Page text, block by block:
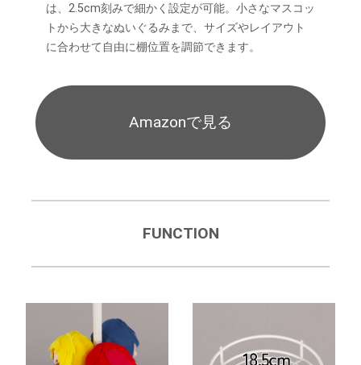
は、2.5cm刻みで細かく設定が可能。小さなマスコッ
トから大きなぬいぐるみまで、サイズやレイアウト
に合わせて自由に棚位置を調節できます。
Amazonで見る
FUNCTION